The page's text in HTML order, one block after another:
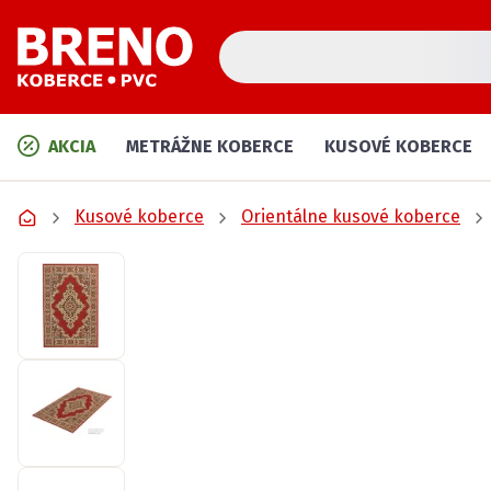
AKCIA METRÁŽNE KOBERCE KUSOVÉ KOBERCE
Kusové koberce Orientálne kusové koberce